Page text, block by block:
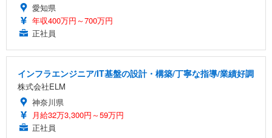
愛知県
年収400万円～700万円
正社員
インフラエンジニア/IT基盤の設計・構築/丁寧な指導/業績好調
株式会社ELM
神奈川県
月給32万3,300円～59万円
正社員